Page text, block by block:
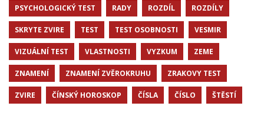
PSYCHOLOGICKÝ TEST RADY ROZDÍL ROZDÍLY
SKRYTE ZVIRE TEST TEST OSOBNOSTI VESMIR
VIZUÁLNÍ TEST VLASTNOSTI VYZKUM ZEME
ZNAMENÍ ZNAMENÍ ZVĚROKRUHU ZRAKOVY TEST
ZVIRE ČÍNSKÝ HOROSKOP ČÍSLA ČÍSLO ŠTĚSTÍ